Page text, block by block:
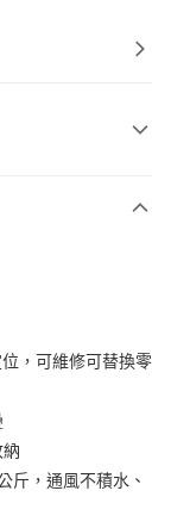
銀行
銀行
銀行
銀行
，可維修可替換零
斤，通風不積水、